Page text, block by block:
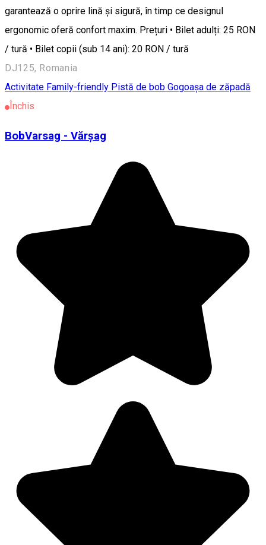
garantează o oprire lină și sigură, în timp ce designul
ergonomic oferă confort maxim. Prețuri • Bilet adulți: 25 RON
/ tură • Bilet copii (sub 14 ani): 20 RON / tură
DJ125, Romania
Activitate Family-friendly Pistă de bob Gogoașa de zăpadă
Închis
BobVarsag - Vărșag